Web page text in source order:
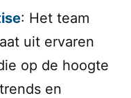
: Het team
uit ervaren
op de hoogte
en